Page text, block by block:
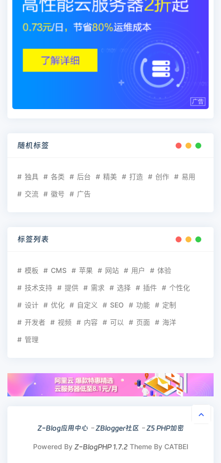
随机标签
独具 各类 后台 精美 打造 创作 易用
交流 徽号 广告
标签列表
模板 CMS 苹果 网站 用户 体验
技术支持 提供 需求 选择 插件 个性化
设计 优化 自定义 SEO 功能 定制
开发者 视频 内容 可以 页面 海洋
管理
Z-Blog应用中心 ZBlogger社区 Z5 PHP加密
Powered By Z-BlogPHP 1.7.2Theme By CATBEI